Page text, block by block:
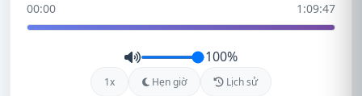
00:00 1:09:47
100%
1x Hẹn giờ Lịch sử